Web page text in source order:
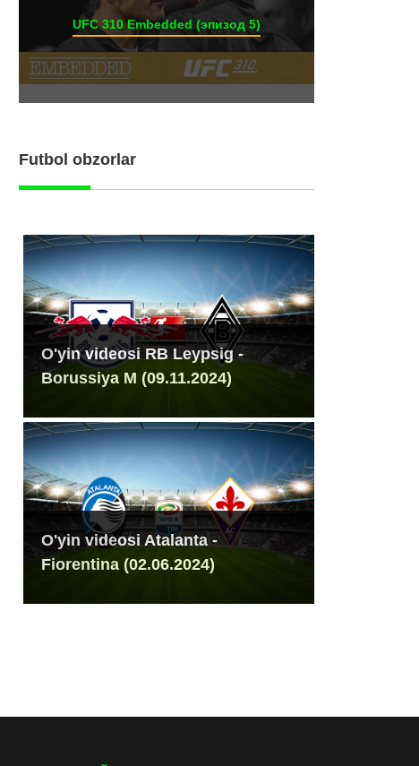
UFC 310 Embedded (эпизод 5)
Futbol obzorlar
O'yin videosi RB Leypsig -
Borussiya M (09.11.2024)
O'yin videosi Atalanta -
Fiorentina (02.06.2024)